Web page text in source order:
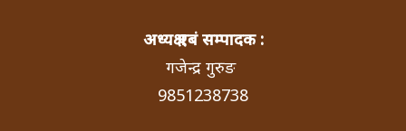
अध्यक्ष एबं सम्पादक :
गजेन्द्र गुरुङ
9851238738